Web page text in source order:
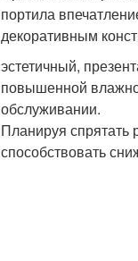
портила
декоративным
эстетичный,
повышенной
обслуживании.
Планируя спрятать
способствовать